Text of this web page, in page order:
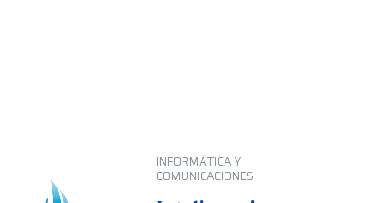
INFORMÁTICA Y
COMUNICACIONES